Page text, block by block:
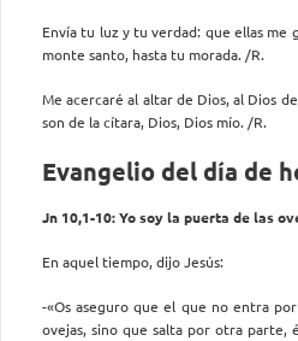
Envía tu luz y tu verdad: que ellas me
monte santo, hasta tu morada. /R.
Me acercaré al altar de Dios, al Dios
son de la cítara, Dios, Dios mío. /R.
Evangelio del día de
Jn 10,1-10: Yo soy la puerta de las
En aquel tiempo, dijo Jesús:
-«Os aseguro que el que no entra
ovejas, sino que salta por otra parte,